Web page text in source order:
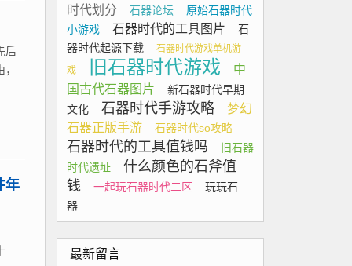
后
年
时代划分
石器论坛
原始石器时代
小游戏
石器时代的工具图片
石
器时代起源下载
石器时代游戏单机游
戏
旧石器时代游戏
中
国古代石器图片
新石器时代早期
文化
石器时代手游攻略
梦幻
石器正版手游
石器时代so攻略
石器时代的工具值钱吗
旧石器
时代遗址
什么颜色的石斧值
钱
一起玩石器时代二区
玩玩石
器
最新留言